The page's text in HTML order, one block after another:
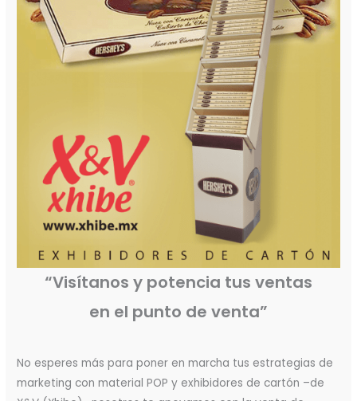
“Visítanos y potencia tus ventas
en el punto de venta”
No esperes más para poner en marcha tus estrategias de
marketing con material POP y exhibidores de cartón –de